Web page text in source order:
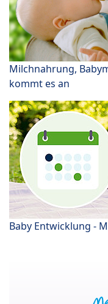
Milchnahrung,
kommt es an
Baby Entwicklung -